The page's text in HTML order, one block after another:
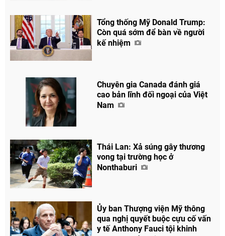
Tổng thống Mỹ Donald Trump:
Còn quá sớm để bàn về người
kế nhiệm
Chuyên gia Canada đánh giá
cao bản lĩnh đối ngoại của Việt
Nam
Thái Lan: Xả súng gây thương
vong tại trường học ở
Nonthaburi
Ủy ban Thượng viện Mỹ thông
qua nghị quyết buộc cựu cố vấn
y tế Anthony Fauci tội khinh